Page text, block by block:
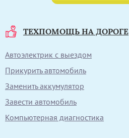
ТЕХПОМОЩЬ НА ДОРОГЕ
Автоэлектрик с выездом
Прикурить автомобиль
Заменить аккумулятор
Завести автомобиль
Компьютерная диагностика